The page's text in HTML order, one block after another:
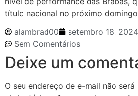
título nacional no próximo
alambrad00
setembro 18, 2024
Sem Comentários
Deixe um
O seu endereço de e-mail não será